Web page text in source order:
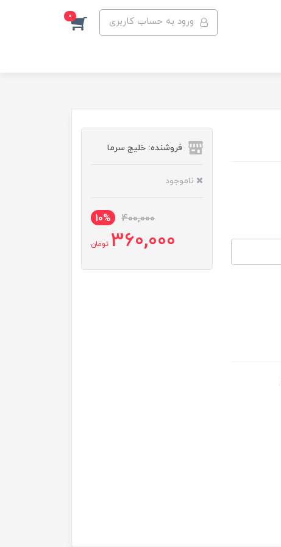
ورود به حساب کاربری 0
فروشنده: خلیج سرما
ناموجود
400,000
10%
360,000 تومان